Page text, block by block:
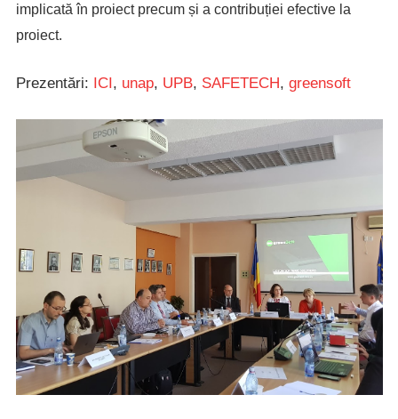
implicată în proiect precum și a contribuției efective la
proiect.
Prezentări: ICI , unap, UPB, SAFETECH, greensoft